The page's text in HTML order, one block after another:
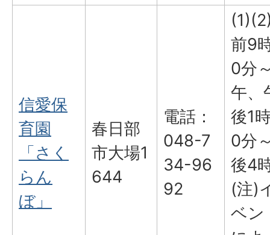
信愛保
育園
「さく
らん
ぼ」
春日部
市大場1
644
電話：
048-7
34-96
92
前9
0分
午、
後1
0分
後4
(注)
ベン